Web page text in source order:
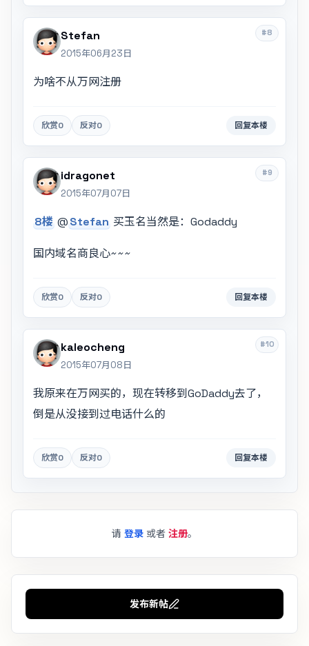
#8
Stefan
2015年06月23日
为啥不从万网注册
欣赏0 反对0 回复本楼
#9
idragonet
2015年07月07日
8楼 @Stefan 买玉名当然是：Godaddy
国内域名商良心~~~
欣赏0 反对0 回复本楼
#10
kaleocheng
2015年07月08日
我原来在万网买的，现在转移到GoDaddy去了，
倒是从没接到过电话什么的
欣赏0 反对0 回复本楼
请 登录 或者 注册。
发布新帖